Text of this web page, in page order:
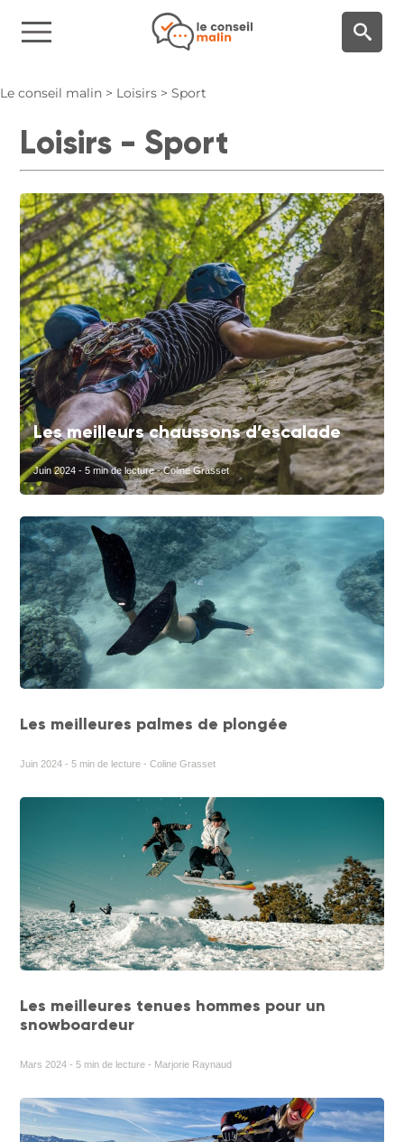
Le conseil malin > Loisirs > Sport
Loisirs - Sport
Les meilleurs chaussons d’escalade
Juin 2024 - 5 min de lecture - Coline Grasset
Les meilleures palmes de plongée
Juin 2024 - 5 min de lecture - Coline Grasset
Les meilleures tenues hommes pour un
snowboardeur
Mars 2024 - 5 min de lecture - Marjorie Raynaud